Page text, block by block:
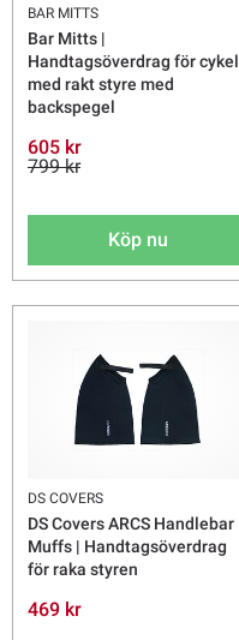
BAR MITTS
Bar Mitts |
Handtagsöverdrag för cykel
med rakt styre med
backspegel
605 kr
799 kr
Köp nu
DS COVERS
DS Covers ARCS Handlebar
Muffs | Handtagsöverdrag
för raka styren
469 kr